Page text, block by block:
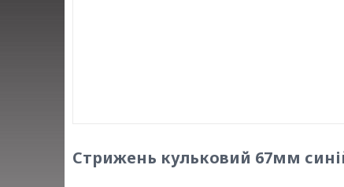
Стрижень кульковий 67мм